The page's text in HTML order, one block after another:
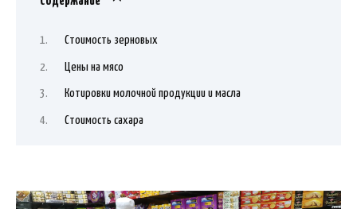
Стоимость зерновых
Цены на мясо
Котировки молочной продукции и масла
Стоимость сахара